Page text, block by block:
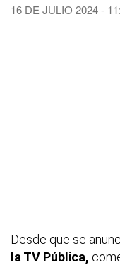
16 DE JULIO 2024 -
Desde que se
la TV Pública,